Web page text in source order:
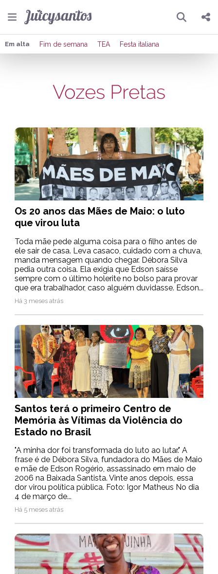
Pesquisar
Compartilhar
Enviar por Whatsapp
Publicar no X
Em alta Fim de semana TEA Festa italiana
Vozes Pretas
Os 20 anos das Mães de Maio: o luto
que virou luta
Toda mãe pede alguma coisa para o filho antes de
ele sair de casa. Leva casaco, cuidado com a chuva,
manda mensagem quando chegar. Débora Silva
pedia outra coisa. Ela exigia que Edson saísse
sempre com o último holerite no bolso para provar
que era trabalhador, caso alguém duvidasse. Edson...
Há 3 meses atrás
Santos terá o primeiro Centro de
Memória às Vítimas da Violência do
Estado no Brasil
"A minha dor foi transformada do luto ao lutar." A
frase é de Débora Silva, fundadora do Mães de Maio
e mãe de Edson Rogério, assassinado em maio de
2006 na Baixada Santista. Vinte anos depois, essa
dor virou política pública. Foto: Igor Matheus No dia
4 de março de...
Há 5 meses atrás